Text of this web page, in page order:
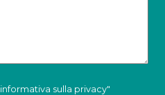
informativa sulla privacy"